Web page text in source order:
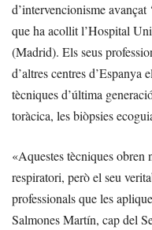
d’intervencionisme
que ha acollit l’Hospital
(Madrid). Els seus
d’altres centres d’Espanya
tècniques d’última
toràcica, les biòpsies
«Aquestes tècniques obren
respiratori, però el seu
professionals que les
Salmones Martín, cap del